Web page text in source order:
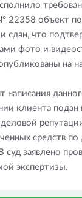
22358 объект
сдан, что
фото и
на
написания
клиента подан
средств по
суд заявлено
экспертизы.